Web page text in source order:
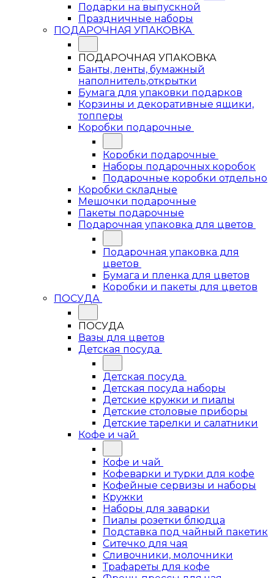
Подарки на выпускной
Праздничные наборы
ПОДАРОЧНАЯ УПАКОВКА
ПОДАРОЧНАЯ УПАКОВКА
Банты, ленты, бумажный
наполнитель,открытки
Бумага для упаковки подарков
Корзины и декоративные ящики,
топперы
Коробки подарочные
Коробки подарочные
Наборы подарочных коробок
Подарочные коробки отдельно
Коробки складные
Мешочки подарочные
Пакеты подарочные
Подарочная упаковка для цветов
Подарочная упаковка для
цветов
Бумага и пленка для цветов
Коробки и пакеты для цветов
ПОСУДА
ПОСУДА
Вазы для цветов
Детская посуда
Детская посуда
Детская посуда наборы
Детские кружки и пиалы
Детские столовые приборы
Детские тарелки и салатники
Кофе и чай
Кофе и чай
Кофеварки и турки для кофе
Кофейные сервизы и наборы
Кружки
Наборы для заварки
Пиалы розетки блюдца
Подставка под чайный пакетик
Ситечко для чая
Сливочники, молочники
Трафареты для кофе